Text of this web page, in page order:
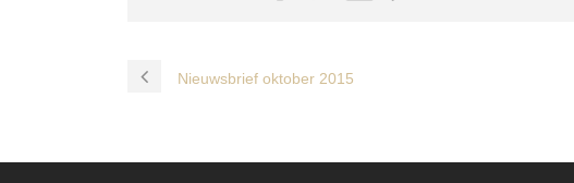
Nieuwsbrief oktober 2015